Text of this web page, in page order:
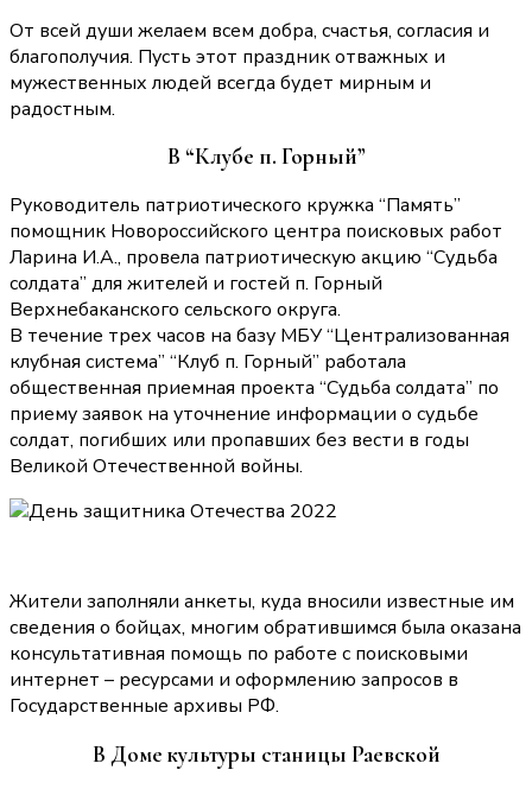
От всей души желаем всем добра, счастья, согласия и
благополучия. Пусть этот праздник отважных и
мужественных людей всегда будет мирным и
радостным.
В “Клубе п. Горный”
Руководитель патриотического кружка “Память”
помощник Новороссийского центра поисковых работ
Ларина И.А., провела патриотическую акцию “Судьба
солдата” для жителей и гостей п. Горный
Верхнебаканского сельского округа.
В течение трех часов на базу МБУ “Централизованная
клубная система” “Клуб п. Горный” работала
общественная приемная проекта “Судьба солдата” по
приему заявок на уточнение информации о судьбе
солдат, погибших или пропавших без вести в годы
Великой Отечественной войны.
Жители заполняли анкеты, куда вносили известные им
сведения о бойцах, многим обратившимся была оказана
консультативная помощь по работе с поисковыми
интернет – ресурсами и оформлению запросов в
Государственные архивы РФ.
В Доме культуры станицы Раевской